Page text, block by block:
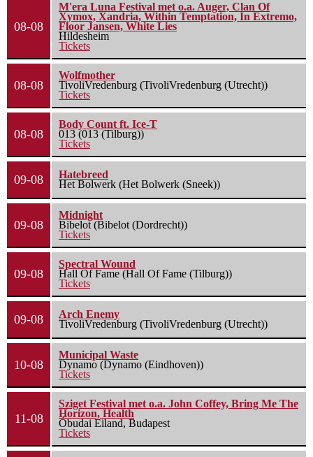
08-08
M'era Luna Festival met o.a. Auger, Clan Of
Xymox, Xandria, Within Temptation, In Extremo,
Floor Jansen, White Lies
Hildesheim
Tickets
08-08
Wolfmother
TivoliVredenburg (TivoliVredenburg (Utrecht))
Tickets
08-08
Body Count ft. Ice-T
013 (013 (Tilburg))
Tickets
09-08
Hatebreed
Het Bolwerk (Het Bolwerk (Sneek))
09-08
Midnight
Bibelot (Bibelot (Dordrecht))
Tickets
09-08
Spectral Wound
Hall Of Fame (Hall Of Fame (Tilburg))
Tickets
09-08
Arch Enemy
TivoliVredenburg (TivoliVredenburg (Utrecht))
10-08
Municipal Waste
Dynamo (Dynamo (Eindhoven))
Tickets
11-08
Sziget Festival met o.a. John Coffey, Bring Me The
Horizon, Health
Óbudai Eiland, Budapest
Tickets